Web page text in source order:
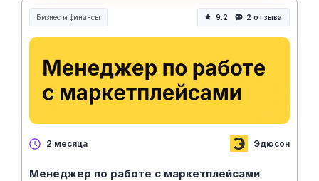
Бизнес и финансы 9.2 2 отзыва
2 месяца Эдюсон
Менеджер по работе с маркетплейсами